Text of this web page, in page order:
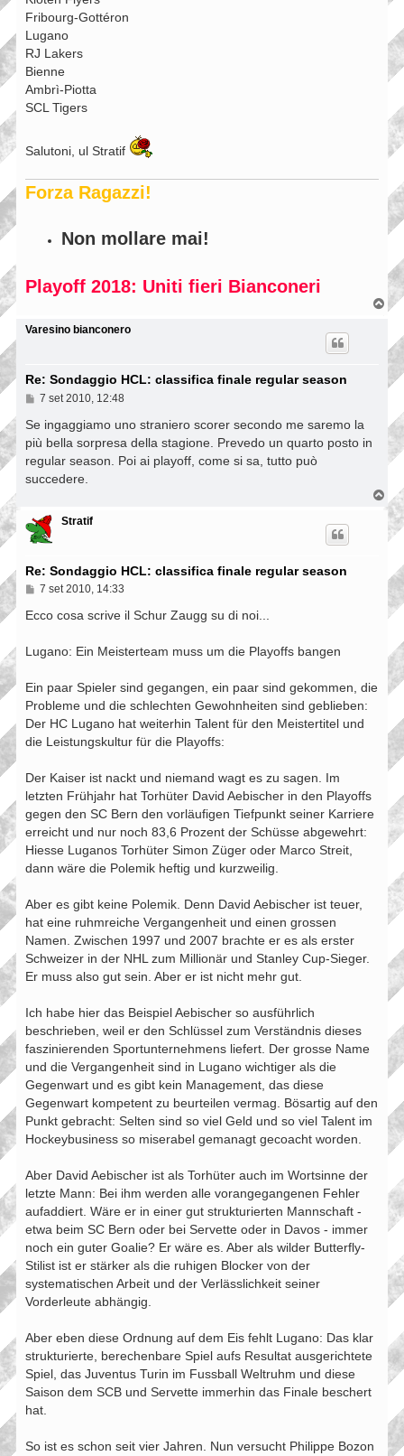
Fribourg-Gottéron
Lugano
RJ Lakers
Bienne
Ambrì-Piotta
SCL Tigers
Salutoni, ul Stratif
Forza Ragazzi!
Non mollare mai!
Playoff 2018: Uniti fieri Bianconeri
o
Varesino bianconero
Re: Sondaggio HCL: classifica finale regular season
M
s
a
g
i
7 set 2010, 12:48
Se ingaggiamo uno straniero scorer secondo me saremo la
più bella sorpresa della stagione. Prevedo un quarto posto in
regular season. Poi ai playoff, come si sa, tutto può
succedere.
o
p
Stratif
Re: Sondaggio HCL: classifica finale regular season
M
s
g
o
7 set 2010, 14:33
Ecco cosa scrive il Schur Zaugg su di noi...
Lugano: Ein Meisterteam muss um die Playoffs bangen
Ein paar Spieler sind gegangen, ein paar sind gekommen, die
Probleme und die schlechten Gewohnheiten sind geblieben:
Der HC Lugano hat weiterhin Talent für den Meistertitel und
die Leistungskultur für die Playoffs:
Der Kaiser ist nackt und niemand wagt es zu sagen. Im
letzten Frühjahr hat Torhüter David Aebischer in den Playoffs
gegen den SC Bern den vorläufigen Tiefpunkt seiner Karriere
erreicht und nur noch 83,6 Prozent der Schüsse abgewehrt:
Hiesse Luganos Torhüter Simon Züger oder Marco Streit,
dann wäre die Polemik heftig und kurzweilig.
Aber es gibt keine Polemik. Denn David Aebischer ist teuer,
hat eine ruhmreiche Vergangenheit und einen grossen
Namen. Zwischen 1997 und 2007 brachte er es als erster
Schweizer in der NHL zum Millionär und Stanley Cup-Sieger.
Er muss also gut sein. Aber er ist nicht mehr gut.
Ich habe hier das Beispiel Aebischer so ausführlich
beschrieben, weil er den Schlüssel zum Verständnis dieses
faszinierenden Sportunternehmens liefert. Der grosse Name
und die Vergangenheit sind in Lugano wichtiger als die
Gegenwart und es gibt kein Management, das diese
Gegenwart kompetent zu beurteilen vermag. Bösartig auf den
Punkt gebracht: Selten sind so viel Geld und so viel Talent im
Hockeybusiness so miserabel gemanagt gecoacht worden.
Aber David Aebischer ist als Torhüter auch im Wortsinne der
letzte Mann: Bei ihm werden alle vorangegangenen Fehler
aufaddiert. Wäre er in einer gut strukturierten Mannschaft -
etwa beim SC Bern oder bei Servette oder in Davos - immer
noch ein guter Goalie? Er wäre es. Aber als wilder Butterfly-
Stilist ist er stärker als die ruhigen Blocker von der
systematischen Arbeit und der Verlässlichkeit seiner
Vorderleute abhängig.
Aber eben diese Ordnung auf dem Eis fehlt Lugano: Das klar
strukturierte, berechenbare Spiel aufs Resultat ausgerichtete
Spiel, das Juventus Turin im Fussball Weltruhm und diese
Saison dem SCB und Servette immerhin das Finale beschert
hat.
So ist es schon seit vier Jahren. Nun versucht Philippe Bozon